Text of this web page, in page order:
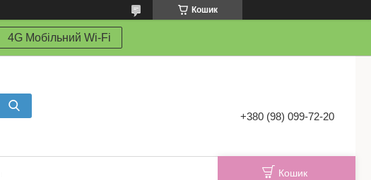
Кошик
4G Мобільний Wi-Fi
+380 (98) 099-72-20
Кошик